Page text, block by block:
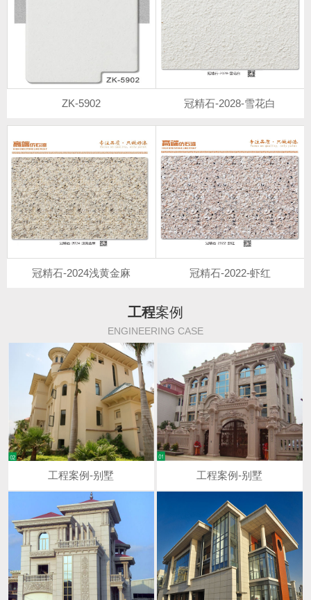
ZK-5902 冠精石-2028-雪花白
冠精石-2024浅黄金麻 冠精石-2022-虾红
工程案例
ENGINEERING CASE
工程案例-别墅 工程案例-别墅